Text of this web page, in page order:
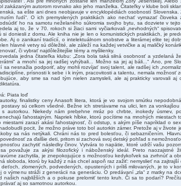
zakázaným autorom rovnako ako jeho manželka. Čitateľky v klube boli
sa ešte ani dnes neobjavuje v encyklopédiách osobností Slovenska.
ľudí“. O ich premyslených praktikách ako nechať vymazať
ho na samotu neželaného súkromia svojho bytu, sa dozviete v
aj to, že v 70. rokoch si žiaci sami vyčiarkovali „nevhodných“
si doniesli z domu. Ale kniha nie je len o komunistických praktikách, je
Aj o zanikaní tradícií, o intelektuálnom snobstve a literárnej elite tej
hlavné vetvy sú dôležité, ale záleží na každej vetvičke a aj maličký
či vybrať najdôležitejšie témy a myšlienky.
jedna čitateľka klubu: „Zora bola taká silná osobnosť a vzdelaná
a mnohí sa jej radšej vyhýbali... Možno sa jej aj báli...“ Áno, pre
sa nesnažia podporiť, aby mohli rozvíjať svoj talent, ale radšej ich
prísnosti k sebe i k iným, pracovitosti a talentu, nemala možnosť
aby sme sa nad tým nielen zamysleli, ale aj prakticky varovali aj
Piata loď
finalistky ceny Anasoft litera, ktorá je vo svojom smútku
sú celkom všedné. Bežne ich stretávame na ulici, len za
autorkou. Niekedy nám prebehne mráz po chrbte, inokedy úsmev,
ľahostajným. Napriek hĺbke, ktorú pocítime na mnohých miestach
miestami zarazí akási ľahostajnosť, či odstup, s akým píše napríklad o
pocit, že možno práve toto bol autorkin zámer. Pretože aj v živote
sa nás netýkali. Chráni nás to pred bolesťou, či sebazničením.
za ďalšie deti, pritom si zachová svoj detský pohľad s
zachytiť následky činov. Vytvára to napätie, ktoré udrží vašu
považuje za akýsi filozofický i náboženský ideál. Preto naozajstné
zachytila, je znepokojujúce s možnosťou kedykoľvek sa zvrhnúť a
sloboda, ktorú by každý z nás chcel aspoň raz zažiť: nemyslieť na zajtrajší
zlomených, podvedených, opustených i príliš milovaných, je to v
o výmenu stráži z generácii na generáciu. O predávaní „zla“ z matky na
našich najbližších a o pokuse prelomiť tento kruh. Či sa to podarí?
aj so samotnou autorkou.